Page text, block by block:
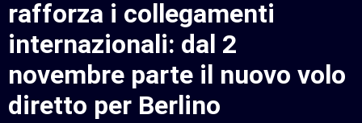
rafforza i collegamenti
internazionali: dal 2
novembre parte il nuovo volo
diretto per Berlino